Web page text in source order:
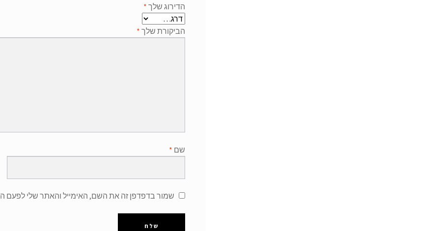
הדירוג שלך *
הביקורת שלך *
שם *
שמור בדפדפן זה את השם, האימייל והאתר שלי לפעם